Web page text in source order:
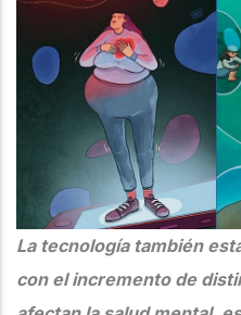
La tecnología también
con el incremento de